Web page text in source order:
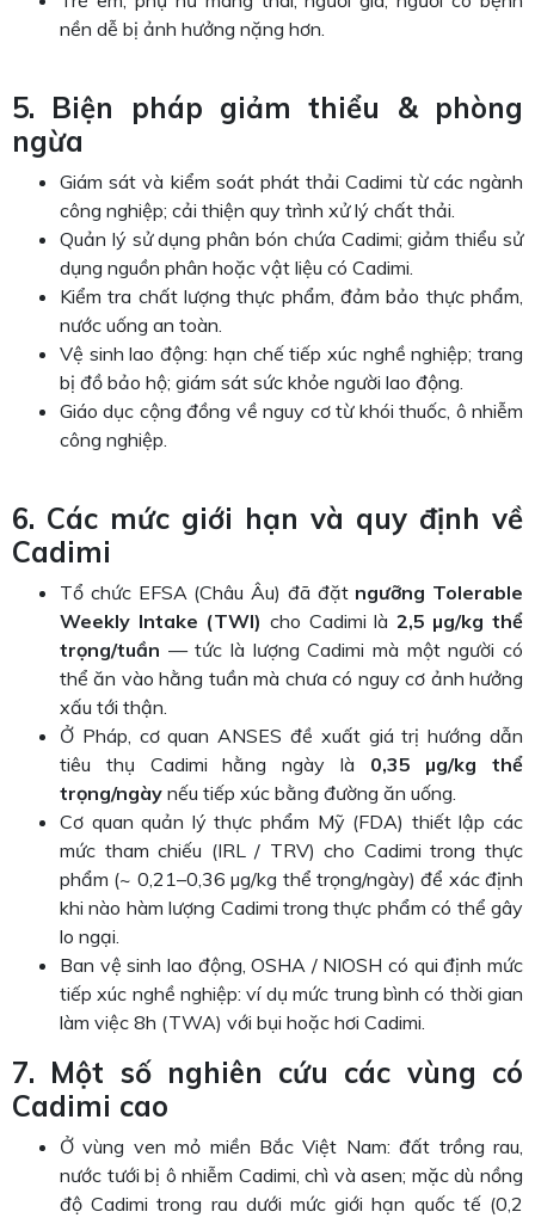
nền dễ bị ảnh hưởng nặng hơn.
5. Biện pháp giảm thiểu & phòng
ngừa
Giám sát và kiểm soát phát thải Cadimi từ các ngành
công nghiệp; cải thiện quy trình xử lý chất thải.
Quản lý sử dụng phân bón chứa Cadimi; giảm thiểu sử
dụng nguồn phân hoặc vật liệu có Cadimi.
Kiểm tra chất lượng thực phẩm, đảm bảo thực phẩm,
nước uống an toàn.
Vệ sinh lao động: hạn chế tiếp xúc nghề nghiệp; trang
bị đồ bảo hộ; giám sát sức khỏe người lao động.
Giáo dục cộng đồng về nguy cơ từ khói thuốc, ô nhiễm
công nghiệp.
6. Các mức giới hạn và quy định về
Cadimi
Tổ chức EFSA (Châu Âu) đã đặt ngưỡng Tolerable
Weekly Intake (TWI) cho Cadimi là 2,5 µg/kg thể
trọng/tuần — tức là lượng Cadimi mà một người có
thể ăn vào hằng tuần mà chưa có nguy cơ ảnh hưởng
xấu tới thận.
Ở Pháp, cơ quan ANSES đề xuất giá trị hướng dẫn
tiêu thụ Cadimi hằng ngày là 0,35 µg/kg thể
trọng/ngày nếu tiếp xúc bằng đường ăn uống.
Cơ quan quản lý thực phẩm Mỹ (FDA) thiết lập các
mức tham chiếu (IRL / TRV) cho Cadimi trong thực
phẩm (~ 0,21–0,36 µg/kg thể trọng/ngày) để xác định
khi nào hàm lượng Cadimi trong thực phẩm có thể gây
lo ngại.
Ban vệ sinh lao động, OSHA / NIOSH có qui định mức
tiếp xúc nghề nghiệp: ví dụ mức trung bình có thời gian
làm việc 8h (TWA) với bụi hoặc hơi Cadimi.
7. Một số nghiên cứu các vùng có
Cadimi cao
Ở vùng ven mỏ miền Bắc Việt Nam: đất trồng rau,
nước tưới bị ô nhiễm Cadimi, chì và asen; mặc dù nồng
độ Cadimi trong rau dưới mức giới hạn quốc tế (0,2